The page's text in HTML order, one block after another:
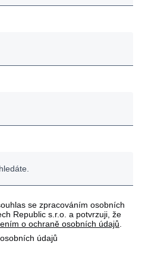
se zpracováním osobních
Republic s.r.o. a potvrzuji, že
o ochraně osobních údajů
údajů